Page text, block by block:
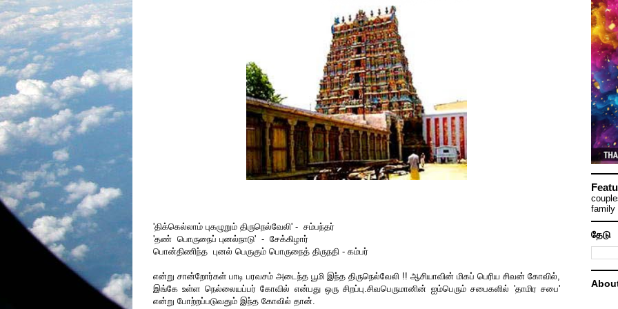
'திக்கெல்லாம் புகழுறும் திருநெல்வேலி' - சம்பந்தர்
'தண் பொருநைப் புனல்நாடு' - சேக்கிழார்
பொன்திணிந்த புனல் பெருகும் பொருநைத் திருநதி - கம்பர்
என்று சான்றோர்கள் பாடி பரவசம் அடைந்த பூமி இந்த திருநெல்வேலி !! ஆசியாவின் மிகப் பெரிய சிவன் கோவில்,
இங்கே உள்ள நெல்லையப்பர் கோவில் என்பது ஒரு சிறப்பு.சிவபெருமானின் ஐம்பெரும் சபைகளில் 'தாமிர சபை'
என்று போற்றப்படுவதும் இந்த கோவில் தான்.
family
தேடு